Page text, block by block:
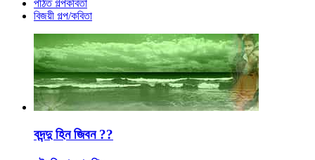
পঠিত গল্পকবিতা
বিজয়ী গল্প/কবিতা
বদন্দু হিন জিবন ??